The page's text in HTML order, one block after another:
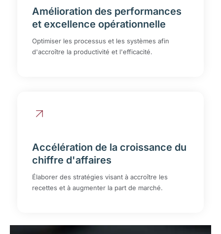
Amélioration des performances
et excellence opérationnelle
Optimiser les processus et les systèmes afin
d'accroître la productivité et l'efficacité.
Accélération de la croissance du
chiffre d'affaires
Élaborer des stratégies visant à accroître les
recettes et à augmenter la part de marché.